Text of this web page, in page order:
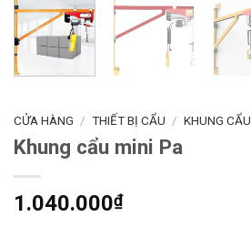
CỬA HÀNG / THIẾT BỊ CẨU / KHUNG CẨU
Khung cẩu mini Pa
1.040.000₫